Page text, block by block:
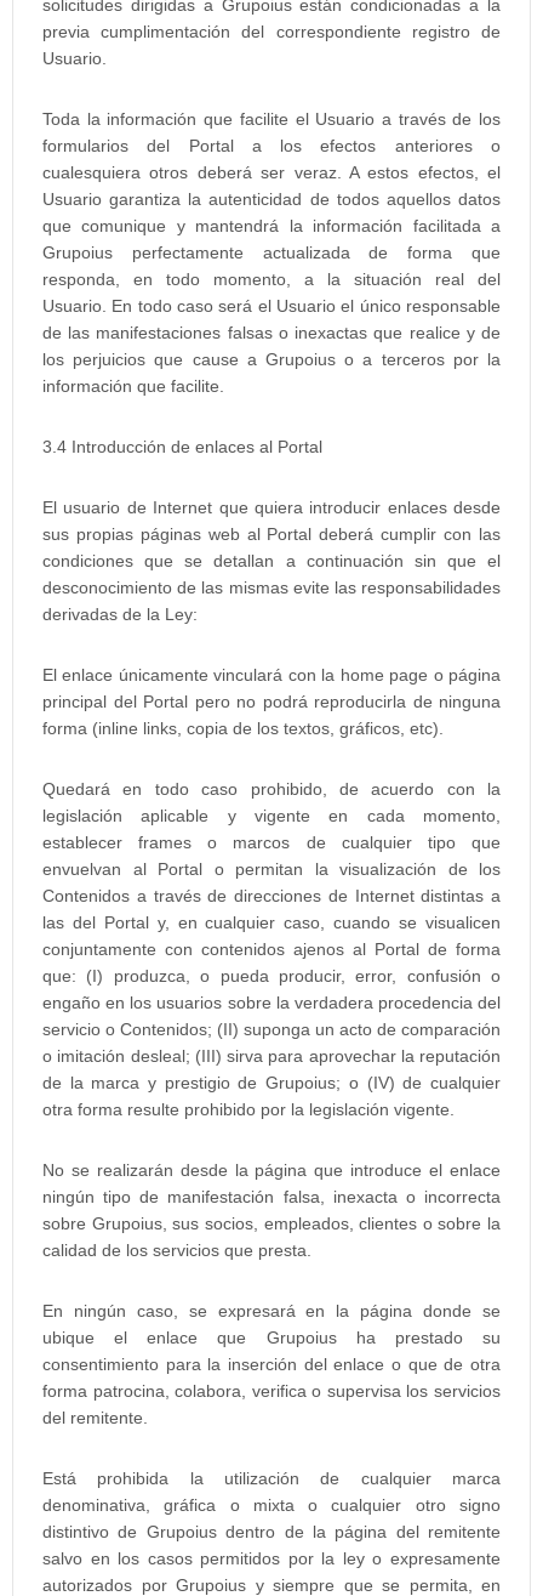
solicitudes dirigidas a Grupoius están condicionadas a la
previa cumplimentación del correspondiente registro de
Usuario.
Toda la información que facilite el Usuario a través de los
formularios del Portal a los efectos anteriores o
cualesquiera otros deberá ser veraz. A estos efectos, el
Usuario garantiza la autenticidad de todos aquellos datos
que comunique y mantendrá la información facilitada a
Grupoius perfectamente actualizada de forma que
responda, en todo momento, a la situación real del
Usuario. En todo caso será el Usuario el único responsable
de las manifestaciones falsas o inexactas que realice y de
los perjuicios que cause a Grupoius o a terceros por la
información que facilite.
3.4 Introducción de enlaces al Portal
El usuario de Internet que quiera introducir enlaces desde
sus propias páginas web al Portal deberá cumplir con las
condiciones que se detallan a continuación sin que el
desconocimiento de las mismas evite las responsabilidades
derivadas de la Ley:
El enlace únicamente vinculará con la home page o página
principal del Portal pero no podrá reproducirla de ninguna
forma (inline links, copia de los textos, gráficos, etc).
Quedará en todo caso prohibido, de acuerdo con la
legislación aplicable y vigente en cada momento,
establecer frames o marcos de cualquier tipo que
envuelvan al Portal o permitan la visualización de los
Contenidos a través de direcciones de Internet distintas a
las del Portal y, en cualquier caso, cuando se visualicen
conjuntamente con contenidos ajenos al Portal de forma
que: (I) produzca, o pueda producir, error, confusión o
engaño en los usuarios sobre la verdadera procedencia del
servicio o Contenidos; (II) suponga un acto de comparación
o imitación desleal; (III) sirva para aprovechar la reputación
de la marca y prestigio de Grupoius; o (IV) de cualquier
otra forma resulte prohibido por la legislación vigente.
No se realizarán desde la página que introduce el enlace
ningún tipo de manifestación falsa, inexacta o incorrecta
sobre Grupoius, sus socios, empleados, clientes o sobre la
calidad de los servicios que presta.
En ningún caso, se expresará en la página donde se
ubique el enlace que Grupoius ha prestado su
consentimiento para la inserción del enlace o que de otra
forma patrocina, colabora, verifica o supervisa los servicios
del remitente.
Está prohibida la utilización de cualquier marca
denominativa, gráfica o mixta o cualquier otro signo
distintivo de Grupoius dentro de la página del remitente
salvo en los casos permitidos por la ley o expresamente
autorizados por Grupoius y siempre que se permita, en